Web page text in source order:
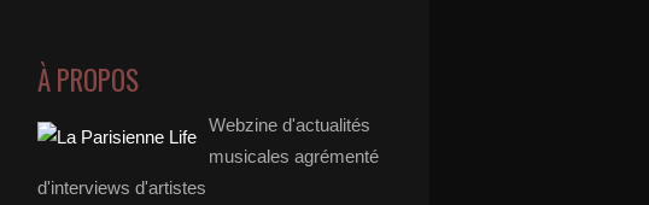
À PROPOS
Webzine d'actualités
musicales agrémenté
d'interviews d'artistes